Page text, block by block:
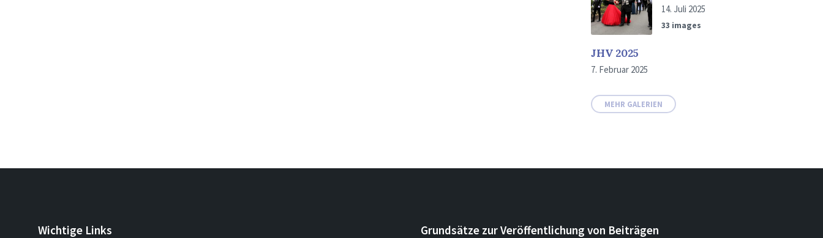
14. Juli 2025
33 images
JHV 2025
7. Februar 2025
MEHR GALERIEN
Wichtige Links Grundsätze zur Veröffentlichung von Beiträgen